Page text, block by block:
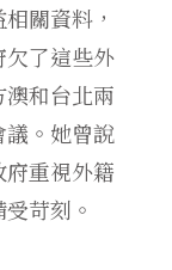
關資料，
了這些外
和台北兩
。她曾說
重視外籍
苛刻。